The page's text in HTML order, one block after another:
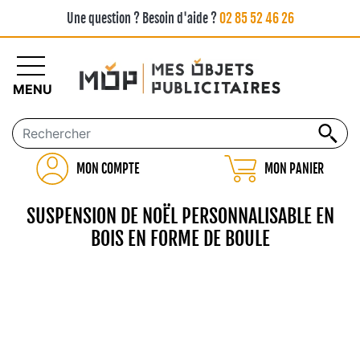
Une question ? Besoin d'aide ?02 85 52 46 26
MON COMPTE MON PANIER
MENU
SUSPENSION DE NOËL PERSONNALISABLE EN
BOIS EN FORME DE BOULE